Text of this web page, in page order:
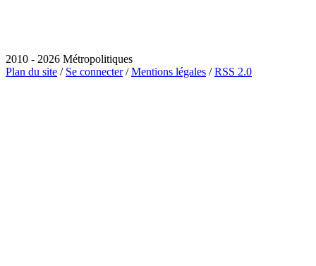
2010 - 2026 Métropolitiques
Plan du site / Se connecter/Mentions légales /RSS 2.0